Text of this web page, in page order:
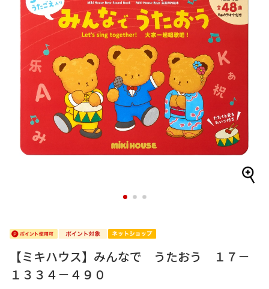
1 2 3
【ミキハウス】みんなで うたおう １７－
１３３４－４９０